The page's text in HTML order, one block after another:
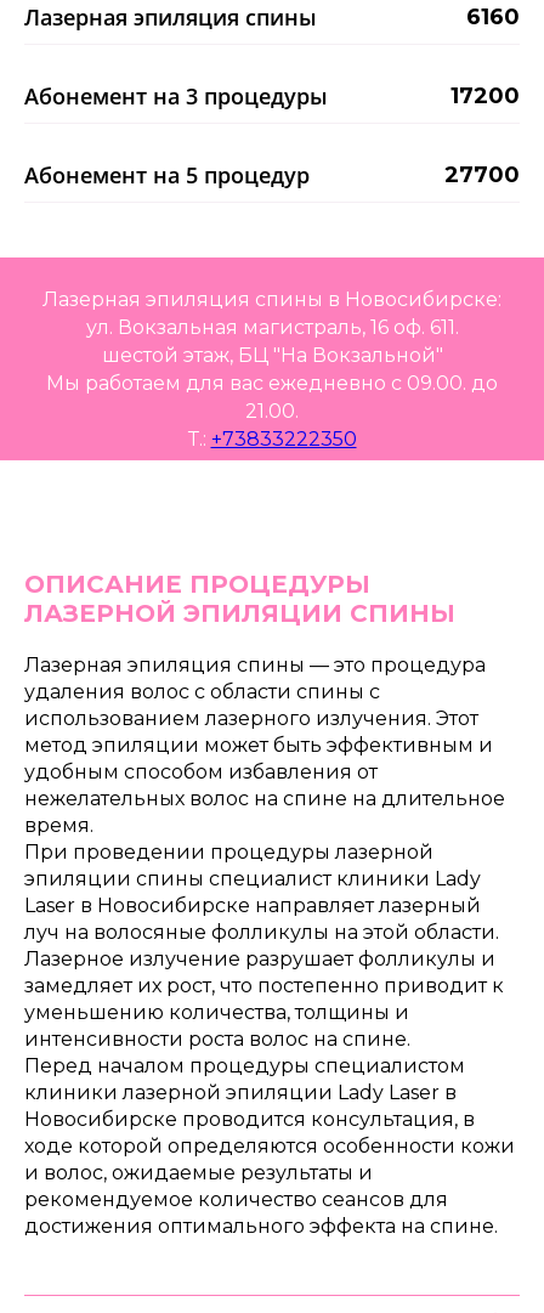
Лазерная эпиляция спины 6160
Абонемент на 3 процедуры 17200
Абонемент на 5 процедур 27700
Лазерная эпиляция спины в Новосибирске:
ул. Вокзальная магистраль, 16 оф. 611.
шестой этаж, БЦ "На Вокзальной"
Мы работаем для вас ежедневно с 09.00. до
21.00.
Т.: +73833222350
ОПИСАНИЕ ПРОЦЕДУРЫ
ЛАЗЕРНОЙ ЭПИЛЯЦИИ СПИНЫ
Лазерная эпиляция спины — это процедура
удаления волос с области спины с
использованием лазерного излучения. Этот
метод эпиляции может быть эффективным и
удобным способом избавления от
нежелательных волос на спине на длительное
время.
При проведении процедуры лазерной
эпиляции спины специалист клиники Lady
Laser в Новосибирске направляет лазерный
луч на волосяные фолликулы на этой области.
Лазерное излучение разрушает фолликулы и
замедляет их рост, что постепенно приводит к
уменьшению количества, толщины и
интенсивности роста волос на спине.
Перед началом процедуры специалистом
клиники лазерной эпиляции Lady Laser в
Новосибирске проводится консультация, в
ходе которой определяются особенности кожи
и волос, ожидаемые результаты и
рекомендуемое количество сеансов для
достижения оптимального эффекта на спине.